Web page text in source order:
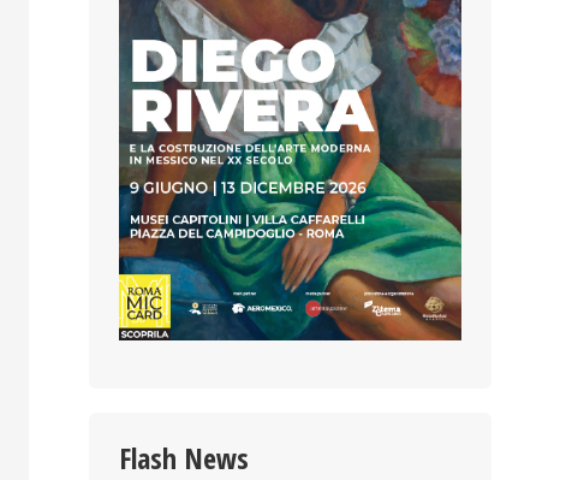
Flash News